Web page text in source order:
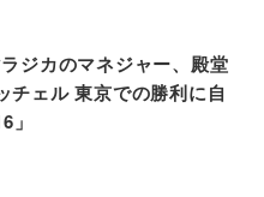
ジカのマネジャー、殿堂
チェル 東京での勝利に自